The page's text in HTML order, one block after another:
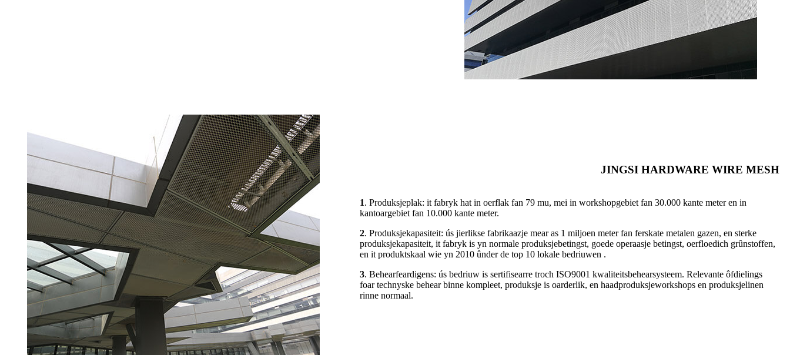
JINGSI HARDWARE WIRE MESH
1. Produksjeplak: it fabryk hat in oerflak fan 79 mu, mei in workshopgebiet fan 30.000 kante meter en in
kantoargebiet fan 10.000 kante meter.
2. Produksjekapasiteit: ús jierlikse fabrikaazje mear as 1 miljoen meter fan ferskate metalen gazen, en sterke
produksjekapasiteit, it fabryk is yn normale produksjebetingst, goede operaasje betingst, oerfloedich grûnstoffen,
en it produktskaal wie yn 2010 ûnder de top 10 lokale bedriuwen .
3. Behearfeardigens: ús bedriuw is sertifisearre troch ISO9001 kwaliteitsbehearsysteem. Relevante ôfdielings
foar technyske behear binne kompleet, produksje is oarderlik, en haadproduksjeworkshops en produksjelinen
rinne normaal.